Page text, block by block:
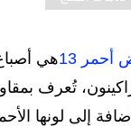
13
هي
تُعرف
إلى لونها